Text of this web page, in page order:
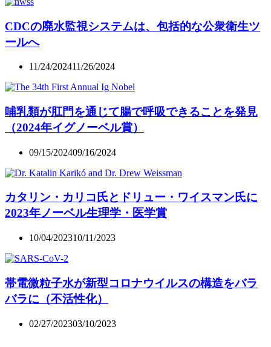
CDCの廃水監視システムは、包括的な公衆衛生ツ
ールへ
11/24/202411/26/2024
哺乳類が肛門を通じて腸で呼吸できることを発見
（2024年イグノーベル賞）
09/15/202409/16/2024
カタリン・カリコ氏とドリュー・ワイスマン氏に
2023年ノーベル生理学・医学賞
10/04/202310/11/2023
帯電微粒子水が新型コロナウイルスの構造をバラ
バラに（不活性化）
02/27/202303/10/2023